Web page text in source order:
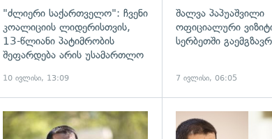
"ძლიერი საქართველო": ჩვენი
კოალიციის ლიდერისთვის,
13-წლიანი პატიმრობის
შეფარდება არის უსამართლო
10 ივლისი, 13:09
შალვა პაპუაშვილი
ოფიციალური
სერბეთში
7 ივლისი, 06:05
გადახედვა გადახედვა